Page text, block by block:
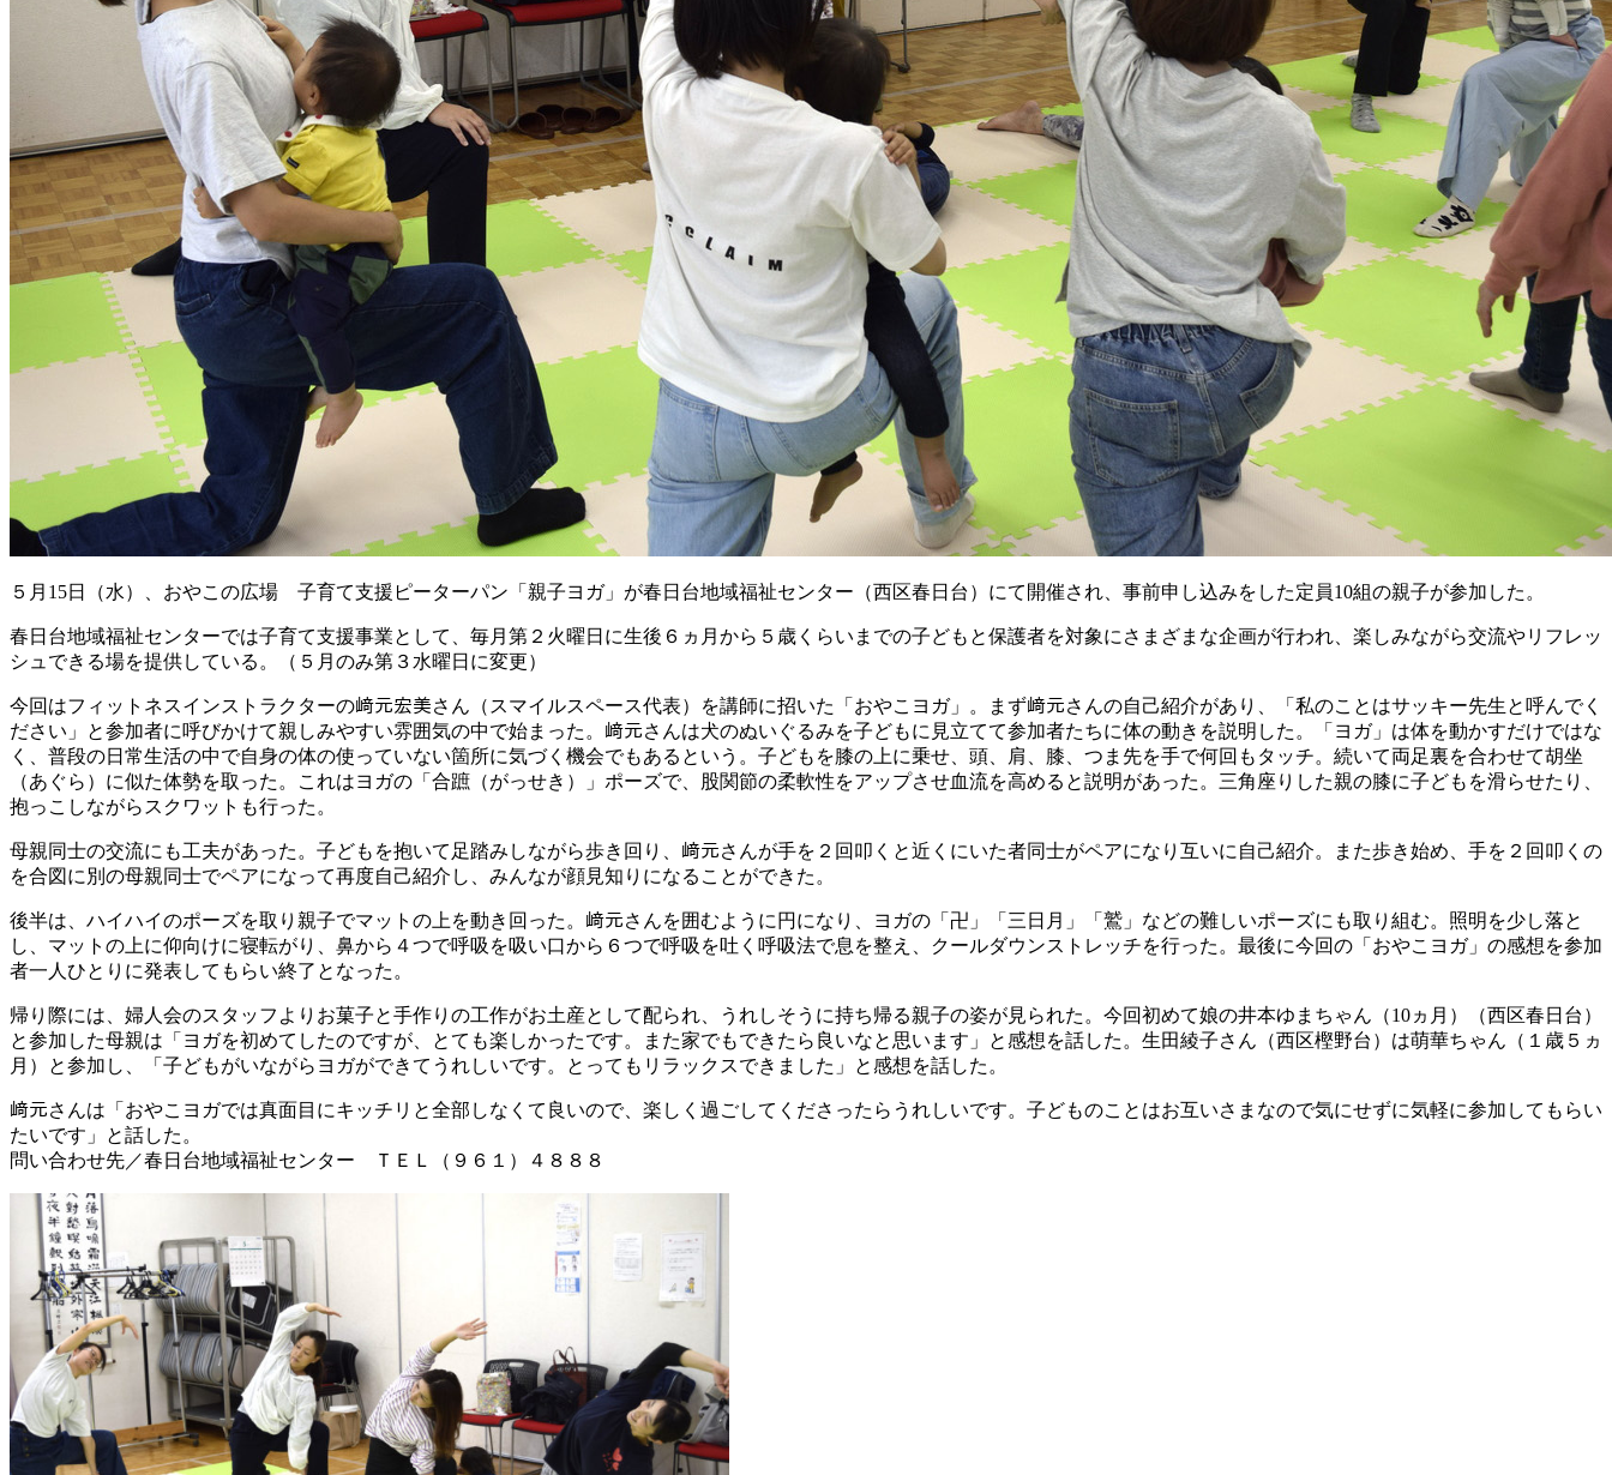
５月15日（水）、おやこの広場 子育て支援ピーターパン「親子ヨガ」が春日台地域福祉センター（西区春日台）にて開催され、事前申し込みをした定員10組の親子が参加した。
春日台地域福祉センターでは子育て支援事業として、毎月第２火曜日に生後６ヵ月から５歳くらいまでの子どもと保護者を対象にさまざまな企画が行われ、楽しみながら交流やリフレッ
シュできる場を提供している。（５月のみ第３水曜日に変更）
今回はフィットネスインストラクターの﨑元宏美さん（スマイルスペース代表）を講師に招いた「おやこヨガ」。まず﨑元さんの自己紹介があり、「私のことはサッキー先生と呼んでく
ださい」と参加者に呼びかけて親しみやすい雰囲気の中で始まった。﨑元さんは犬のぬいぐるみを子どもに見立てて参加者たちに体の動きを説明した。「ヨガ」は体を動かすだけではな
く、普段の日常生活の中で自身の体の使っていない箇所に気づく機会でもあるという。子どもを膝の上に乗せ、頭、肩、膝、つま先を手で何回もタッチ。続いて両足裏を合わせて胡坐
（あぐら）に似た体勢を取った。これはヨガの「合蹠（がっせき）」ポーズで、股関節の柔軟性をアップさせ血流を高めると説明があった。三角座りした親の膝に子どもを滑らせたり、
抱っこしながらスクワットも行った。
母親同士の交流にも工夫があった。子どもを抱いて足踏みしながら歩き回り、﨑元さんが手を２回叩くと近くにいた者同士がペアになり互いに自己紹介。また歩き始め、手を２回叩くの
を合図に別の母親同士でペアになって再度自己紹介し、みんなが顔見知りになることができた。
後半は、ハイハイのポーズを取り親子でマットの上を動き回った。﨑元さんを囲むように円になり、ヨガの「卍」「三日月」「鷲」などの難しいポーズにも取り組む。照明を少し落と
し、マットの上に仰向けに寝転がり、鼻から４つで呼吸を吸い口から６つで呼吸を吐く呼吸法で息を整え、クールダウンストレッチを行った。最後に今回の「おやこヨガ」の感想を参加
者一人ひとりに発表してもらい終了となった。
帰り際には、婦人会のスタッフよりお菓子と手作りの工作がお土産として配られ、うれしそうに持ち帰る親子の姿が見られた。今回初めて娘の井本ゆまちゃん（10ヵ月）（西区春日台）
と参加した母親は「ヨガを初めてしたのですが、とても楽しかったです。また家でもできたら良いなと思います」と感想を話した。生田綾子さん（西区樫野台）は萌華ちゃん（１歳５ヵ
月）と参加し、「子どもがいながらヨガができてうれしいです。とってもリラックスできました」と感想を話した。
﨑元さんは「おやこヨガでは真面目にキッチリと全部しなくて良いので、楽しく過ごしてくださったらうれしいです。子どものことはお互いさまなので気にせずに気軽に参加してもらい
たいです」と話した。
問い合わせ先／春日台地域福祉センター ＴＥＬ（９６１）４８８８